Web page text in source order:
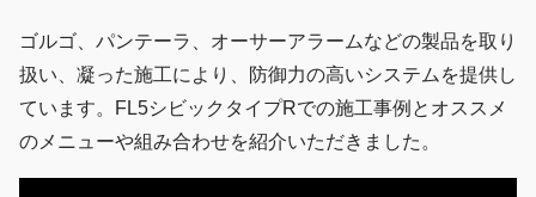
ゴルゴ、パンテーラ、オーサーアラームなどの製品を取り
扱い、凝った施工により、防御力の高いシステムを提供し
ています。FL5シビックタイプRでの施工事例とオススメ
のメニューや組み合わせを紹介いただきました。